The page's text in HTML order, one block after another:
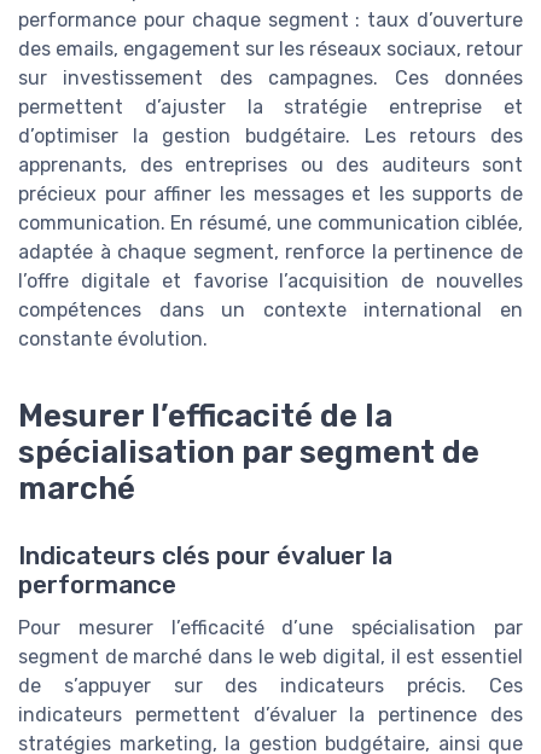
performance pour chaque segment : taux d’ouverture
des emails, engagement sur les réseaux sociaux, retour
sur investissement des campagnes. Ces données
permettent d’ajuster la stratégie entreprise et
d’optimiser la gestion budgétaire. Les retours des
apprenants, des entreprises ou des auditeurs sont
précieux pour affiner les messages et les supports de
communication. En résumé, une communication ciblée,
adaptée à chaque segment, renforce la pertinence de
l’offre digitale et favorise l’acquisition de nouvelles
compétences dans un contexte international en
constante évolution.
Mesurer l’efficacité de la
spécialisation par segment de
marché
Indicateurs clés pour évaluer la
performance
Pour mesurer l’efficacité d’une spécialisation par
segment de marché dans le web digital, il est essentiel
de s’appuyer sur des indicateurs précis. Ces
indicateurs permettent d’évaluer la pertinence des
stratégies marketing, la gestion budgétaire, ainsi que